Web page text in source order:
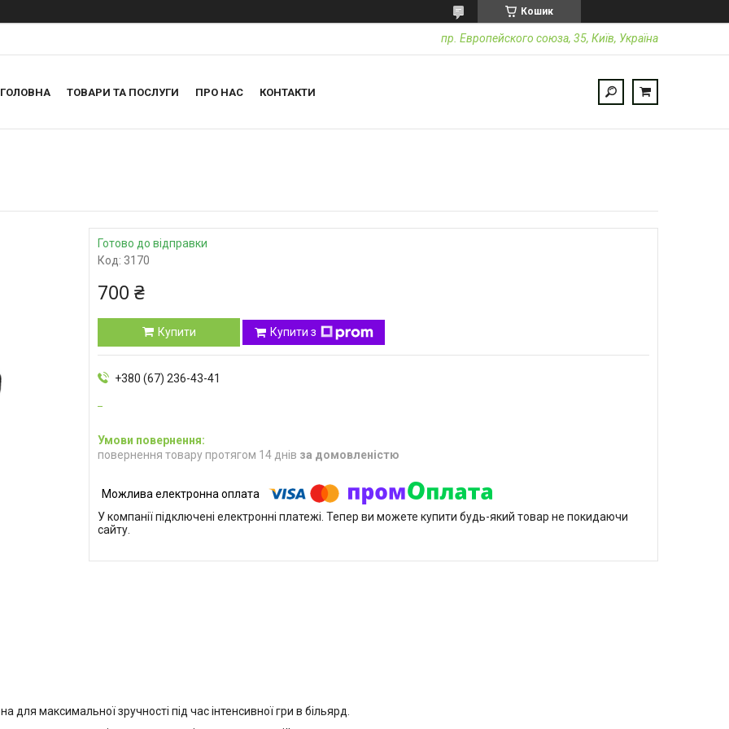
Кошик
пр. Европейского союза, 35, Київ, Україна
ГОЛОВНА ТОВАРИ ТА ПОСЛУГИ ПРО НАС КОНТАКТИ
Готово до відправки
Код: 3170
700 ₴
Купити Купити з
+380 (67) 236-43-41
повернення товару протягом 14 днів за домовленістю
У компанії підключені електронні платежі. Тепер ви можете купити будь-який товар не покидаючи
сайту.
максимальної зручності під час інтенсивної гри в більярд.